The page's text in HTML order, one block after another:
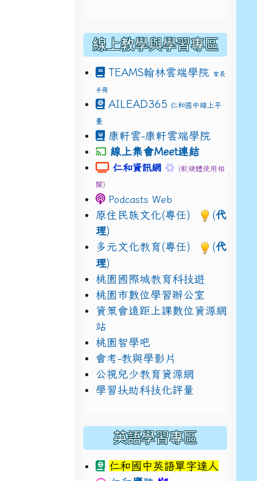
d/
線上教學與學習專區
TEAMS翰林雲端學院 家長
手冊
AILEAD365 仁和國中線上平
臺
康軒雲-康軒雲端學院
線上集會Meet連結
link to https://
仁和資訊網 link to https://
(軟硬體使用相
關)
Podcasts Web
原住民族文化(專任) (代
理)
多元文化教育(專任)
(代
理)
桃園國際城教育科技遊
桃園市數位學習辦公室
資策會遠距上課數位資源網
站
桃園智學吧
會考-教與學影片
公視兒少教育資源網
學習扶助科技化評量
英語學習專區
仁和國中英語單字達人